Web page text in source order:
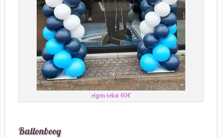
eigen tekst 60€
Ballonboog